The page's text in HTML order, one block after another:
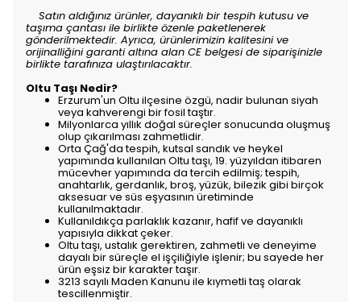
Satın aldığınız ürünler, dayanıklı bir tespih kutusu ve
taşıma çantası ile birlikte özenle paketlenerek
gönderilmektedir. Ayrıca, ürünlerimizin kalitesini ve
orijinalliğini garanti altına alan CE belgesi de siparişinizle
birlikte tarafınıza ulaştırılacaktır.
Oltu Taşı Nedir?
Erzurum'un Oltu ilçesine özgü, nadir bulunan siyah
veya kahverengi bir fosil taştır.
Milyonlarca yıllık doğal süreçler sonucunda oluşmuş
olup çıkarılması zahmetlidir.
Orta Çağ'da tespih, kutsal sandık ve heykel
yapımında kullanılan Oltu taşı, 19. yüzyıldan itibaren
mücevher yapımında da tercih edilmiş; tespih,
anahtarlık, gerdanlık, broş, yüzük, bilezik gibi birçok
aksesuar ve süs eşyasının üretiminde
kullanılmaktadır.
Kullanıldıkça parlaklık kazanır, hafif ve dayanıklı
yapısıyla dikkat çeker.
Oltu taşı, ustalık gerektiren, zahmetli ve deneyime
dayalı bir süreçle el işçiliğiyle işlenir; bu sayede her
ürün eşsiz bir karakter taşır.
3213 sayılı Maden Kanunu ile kıymetli taş olarak
tescillenmiştir.